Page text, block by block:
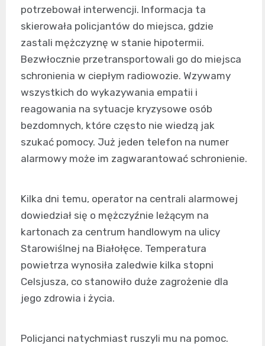
potrzebował interwencji. Informacja ta
skierowała policjantów do miejsca, gdzie
zastali mężczyznę w stanie hipotermii.
Bezwłocznie przetransportowali go do miejsca
schronienia w ciepłym radiowozie. Wzywamy
wszystkich do wykazywania empatii i
reagowania na sytuacje kryzysowe osób
bezdomnych, które często nie wiedzą jak
szukać pomocy. Już jeden telefon na numer
alarmowy może im zagwarantować schronienie.
Kilka dni temu, operator na centrali alarmowej
dowiedział się o mężczyźnie leżącym na
kartonach za centrum handlowym na ulicy
Starowiślnej na Białołęce. Temperatura
powietrza wynosiła zaledwie kilka stopni
Celsjusza, co stanowiło duże zagrożenie dla
jego zdrowia i życia.
Policjanci natychmiast ruszyli mu na pomoc.